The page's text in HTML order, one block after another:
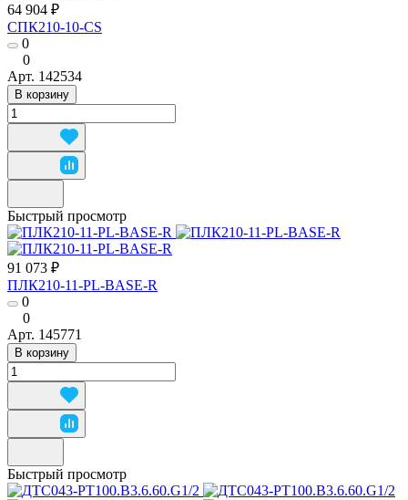
64 904 ₽
СПК210-10-CS
0
0
Арт. 142534
В корзину
Быстрый просмотр
91 073 ₽
ПЛК210-11-PL-BASE-R
0
0
Арт. 145771
В корзину
Быстрый просмотр